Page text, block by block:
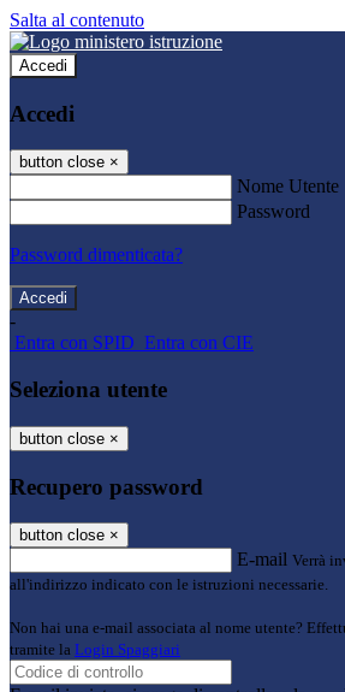
Salta al contenuto
Accedi
Accedi
button close ×
Nome Utente
Password
Password dimenticata?
-
Entra con SPID Entra con CIE
Seleziona utente
button close ×
Recupero password
button close ×
E-mail Verrà
all'indirizzo indicato con le istruzioni necessarie.
Non hai una e-mail associata al nome utente?
tramite la Login Spaggiari